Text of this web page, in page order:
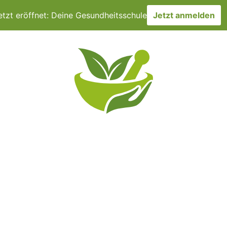
eröffnet: Deine Gesundheitsschule Jetzt anmelden